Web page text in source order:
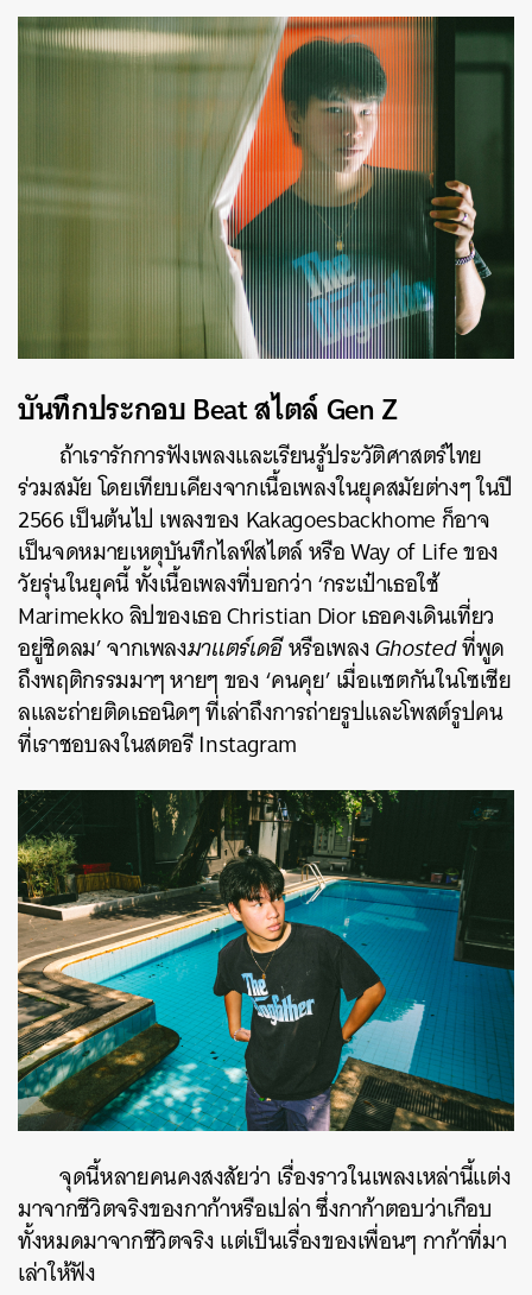
บันทึกประกอบ Beat สไตล์ Gen Z
ถ้าเรารักการฟังเพลงและเรียนรู้ประวัติศาสตร์ไทย
ร่วมสมัย โดยเทียบเคียงจากเนื้อเพลงในยุคสมัยต่างๆ ในปี
2566 เป็นต้นไป เพลงของ Kakagoesbackhome ก็อาจ
เป็นจดหมายเหตุบันทึกไลฟ์สไตล์ หรือ Way of Life ของ
วัยรุ่นในยุคนี้ ทั้งเนื้อเพลงที่บอกว่า‘กระเป๋าเธอใช้
Marimekko ลิปของเธอ Christian Dior เธอคงเดินเที่ยว
อยู่ชิดลม’จากเพลงมาแตร์เดอีหรือเพลงGhostedที่พูด
ถึงพฤติกรรมมาๆ หายๆ ของ ‘คนคุย’ เมื่อแชตกันในโซเชีย
ลและถ่ายติดเธอนิดๆ ที่เล่าถึงการถ่ายรูปและโพสต์รูปคน
ที่เราชอบลงในสตอรี Instagram
จุดนี้หลายคนคงสงสัยว่า เรื่องราวในเพลงเหล่านี้แต่ง
มาจากชีวิตจริงของกาก้าหรือเปล่า ซึ่งกาก้าตอบว่าเกือบ
ทั้งหมดมาจากชีวิตจริง แต่เป็นเรื่องของเพื่อนๆ กาก้าที่มา
เล่าให้ฟัง